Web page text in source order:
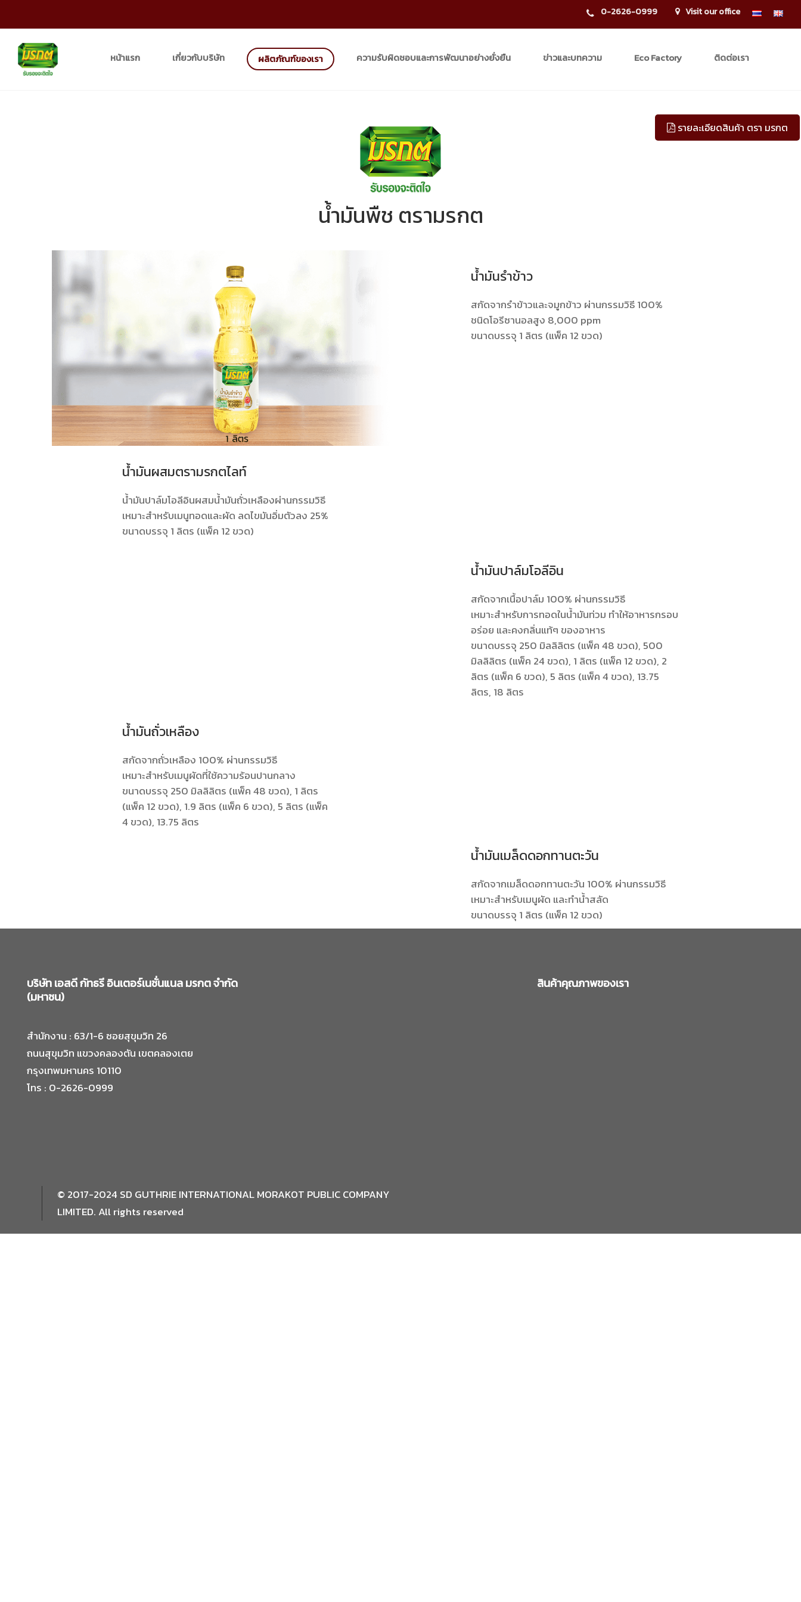
0-2626-0999 Visit our office
หน้าแรก เกี่ยวกับบริษัท ผลิตภัณฑ์ของเรา ความรับผิดชอบและการพัฒนาอย่างยั่งยืน ข่าวและบทความ Eco Factory ติดต่อเรา
น้ำมันพืช ตรามรกต
รายละเอียดสินค้า ตรา มรกต
น้ำมันรำข้าว
สกัดจากรำข้าวและจมูกข้าว ผ่านกรรมวิธี 100%
ชนิดโอรีซานอลสูง 8,000 ppm
ขนาดบรรจุ 1 ลิตร (แพ็ค 12 ขวด)
น้ำมันผสมตรามรกตไลท์
น้ำมันปาล์มโอลีอินผสมน้ำมันถั่วเหลืองผ่านกรรมวิธี
เหมาะสำหรับเมนูทอดและผัด ลดไขมันอิ่มตัวลง 25%
ขนาดบรรจุ 1 ลิตร (แพ็ค 12 ขวด)
น้ำมันปาล์มโอลีอิน
สกัดจากเนื้อปาล์ม 100% ผ่านกรรมวิธี
เหมาะสำหรับการทอดในน้ำมันท่วม ทำให้อาหารกรอบ
อร่อย และคงกลิ่นแท้ๆ ของอาหาร
ขนาดบรรจุ 250 มิลลิลิตร (แพ็ค 48 ขวด), 500
มิลลิลิตร (แพ็ค 24 ขวด), 1 ลิตร (แพ็ค 12 ขวด), 2
ลิตร (แพ็ค 6 ขวด), 5 ลิตร (แพ็ค 4 ขวด), 13.75
ลิตร, 18 ลิตร
น้ำมันถั่วเหลือง
สกัดจากถั่วเหลือง 100% ผ่านกรรมวิธี
เหมาะสำหรับเมนูผัดที่ใช้ความร้อนปานกลาง
ขนาดบรรจุ 250 มิลลิลิตร (แพ็ค 48 ขวด), 1 ลิตร
(แพ็ค 12 ขวด), 1.9 ลิตร (แพ็ค 6 ขวด), 5 ลิตร (แพ็ค
4 ขวด), 13.75 ลิตร
น้ำมันเมล็ดดอกทานตะวัน
สกัดจากเมล็ดดอกทานตะวัน 100% ผ่านกรรมวิธี
เหมาะสำหรับเมนูผัด และทำน้ำสลัด
ขนาดบรรจุ 1 ลิตร (แพ็ค 12 ขวด)
บริษัท เอสดี กัทธรี อินเตอร์เนชั่นแนล มรกต จำกัด
(มหาชน)
สำนักงาน : 63/1-6 ซอยสุขุมวิท 26
ถนนสุขุมวิท แขวงคลองตัน เขตคลองเตย
กรุงเทพมหานคร 10110
โทร : 0-2626-0999
สินค้าคุณภาพของเรา
© 2017-2024 SD GUTHRIE INTERNATIONAL MORAKOT PUBLIC COMPANY
LIMITED. All rights reserved